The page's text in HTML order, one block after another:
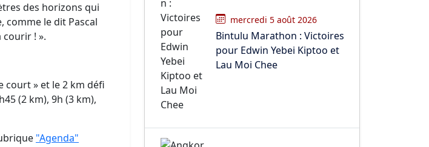
des horizons qui
comme le dit Pascal
! ».
court » et le 2 km défi
(2 km), 9h (3 km),
"Agenda"
mercredi 5 août 2026
Bintulu Marathon : Victoires
pour Edwin Yebei Kiptoo et
Lau Moi Chee